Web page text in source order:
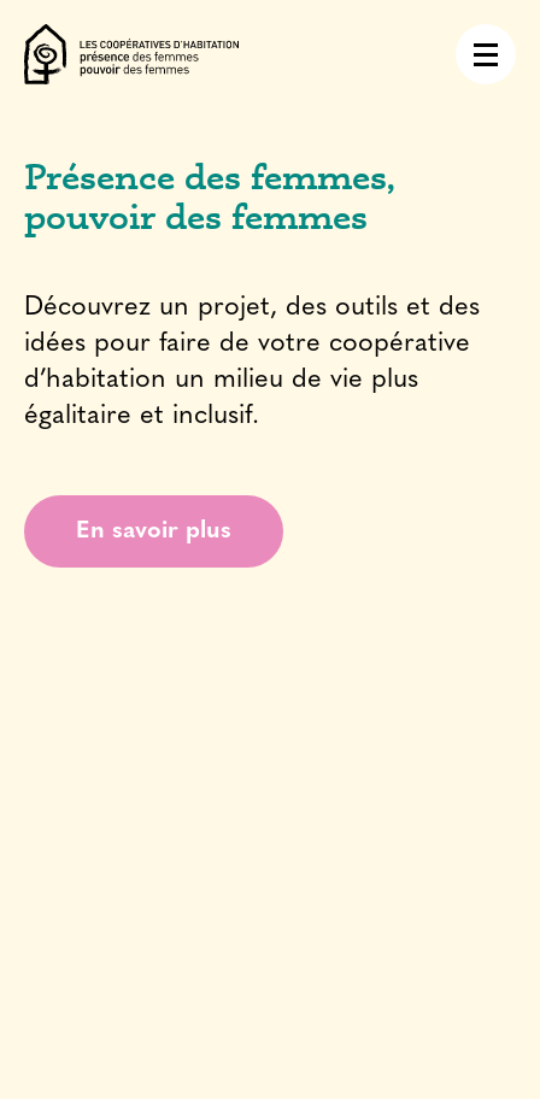
Présence des femmes,
pouvoir des femmes
Découvrez un projet, des outils et des
idées pour faire de votre coopérative
d’habitation un milieu de vie plus
égalitaire et inclusif.
En savoir plus